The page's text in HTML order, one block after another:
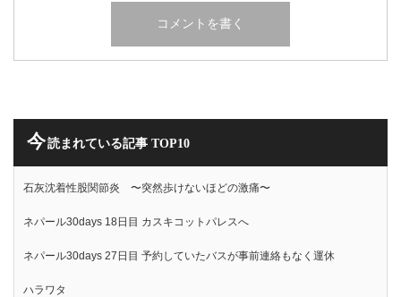
今読まれている記事 TOP10
石灰沈着性股関節炎 〜突然歩けないほどの激痛〜
ネパール30days 18日目 カスキコットパレスへ
ネパール30days 27日目 予約していたバスが事前連絡もなく運休
ハラワタ